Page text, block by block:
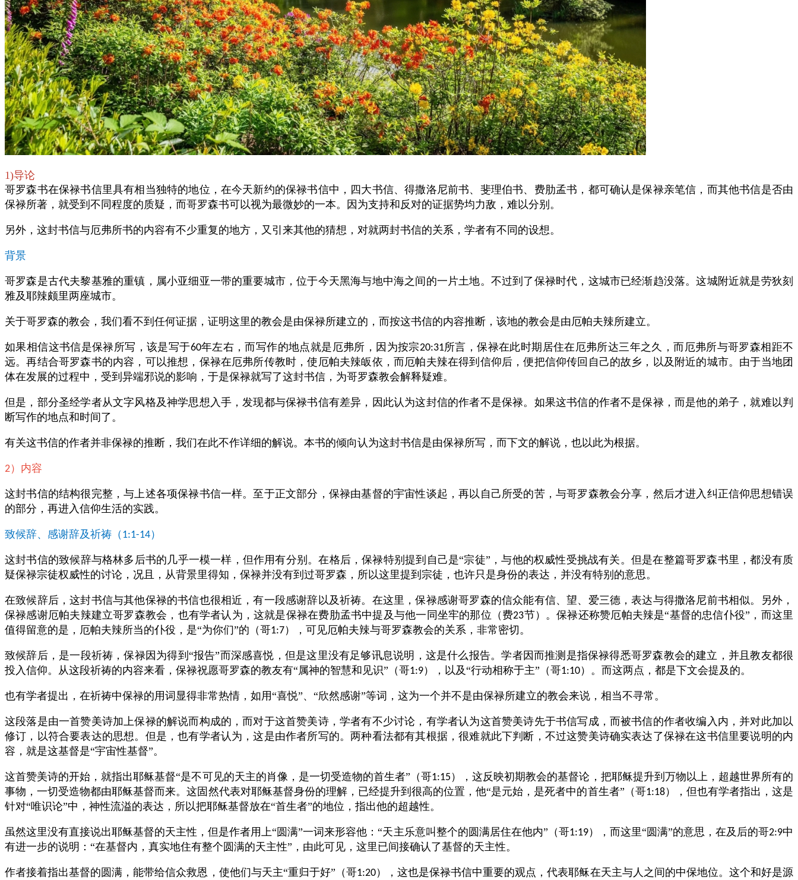
1)导论
哥罗森书在保禄书信里具有相当独特的地位，在今天新约的保禄书信中，四大书信、得撒洛尼前书、斐理伯书、费肋孟书，都可确认是保禄亲笔信，而其他书信是否由
保禄所著，就受到不同程度的质疑，而哥罗森书可以视为最微妙的一本。因为支持和反对的证据势均力敌，难以分别。
另外，这封书信与厄弗所书的内容有不少重复的地方，又引来其他的猜想，对就两封书信的关系，学者有不同的设想。
背景
哥罗森是古代夫黎基雅的重镇，属小亚细亚一带的重要城市，位于今天黑海与地中海之间的一片土地。不过到了保禄时代，这城市已经渐趋没落。这城附近就是劳狄刻
雅及耶辣颇里两座城市。
关于哥罗森的教会，我们看不到任何证据，证明这里的教会是由保禄所建立的，而按这书信的内容推断，该地的教会是由厄帕夫辣所建立。
如果相信这书信是保禄所写，该是写于60年左右，而写作的地点就是厄弗所，因为按宗20:31所言，保禄在此时期居住在厄弗所达三年之久，而厄弗所与哥罗森相距不
远。再结合哥罗森书的内容，可以推想，保禄在厄弗所传教时，使厄帕夫辣皈依，而厄帕夫辣在得到信仰后，便把信仰传回自己的故乡，以及附近的城市。由于当地团
体在发展的过程中，受到异端邪说的影响，于是保禄就写了这封书信，为哥罗森教会解释疑难。
但是，部分圣经学者从文字风格及神学思想入手，发现都与保禄书信有差异，因此认为这封信的作者不是保禄。如果这书信的作者不是保禄，而是他的弟子，就难以判
断写作的地点和时间了。
有关这书信的作者并非保禄的推断，我们在此不作详细的解说。本书的倾向认为这封书信是由保禄所写，而下文的解说，也以此为根据。
2）内容
这封书信的结构很完整，与上述各项保禄书信一样。至于正文部分，保禄由基督的宇宙性谈起，再以自己所受的苦，与哥罗森教会分享，然后才进入纠正信仰思想错误
的部分，再进入信仰生活的实践。
致候辞、感谢辞及祈祷（ 1:1-14）
这封书信的致候辞与格林多后书的几乎一模一样，但作用有分别。在格后，保禄特别提到自己是“宗徒”，与他的权威性受挑战有关。但是在整篇哥罗森书里，都没有质
疑保禄宗徒权威性的讨论，况且，从背景里得知，保禄并没有到过哥罗森，所以这里提到宗徒，也许只是身份的表达，并没有特别的意思。
在致候辞后，这封书信与其他保禄的书信也很相近，有一段感谢辞以及祈祷。在这里，保禄感谢哥罗森的信众能有信、望、爱三德，表达与得撒洛尼前书相似。另外，
保禄感谢厄帕夫辣建立哥罗森教会，也有学者认为，这就是保禄在费肋孟书中提及与他一同坐牢的那位（费23节）。保禄还称赞厄帕夫辣是“基督的忠信仆役”，而这里
值得留意的是，厄帕夫辣所当的仆役，是“为你们”的（哥1:7），可见厄帕夫辣与哥罗森教会的关系，非常密切。
致候辞后，是一段祈祷，保禄因为得到“报告”而深感喜悦，但是这里没有足够讯息说明，这是什么报告。学者因而推测是指保禄得悉哥罗森教会的建立，并且教友都很
投入信仰。从这段祈祷的内容来看，保禄祝愿哥罗森的教友有“属神的智慧和见识”（哥1:9），以及“行动相称于主”（哥1:10）。而这两点，都是下文会提及的。
也有学者提出，在祈祷中保禄的用词显得非常热情，如用“喜悦”、“欣然感谢”等词，这为一个并不是由保禄所建立的教会来说，相当不寻常。
这段落是由一首赞美诗加上保禄的解说而构成的，而对于这首赞美诗，学者有不少讨论，有学者认为这首赞美诗先于书信写成，而被书信的作者收编入内，并对此加以
修订，以符合要表达的思想。但是，也有学者认为，这是由作者所写的。两种看法都有其根据，很难就此下判断，不过这赞美诗确实表达了保禄在这书信里要说明的内
容，就是这基督是“宇宙性基督”。
这首赞美诗的开始，就指出耶稣基督“是不可见的天主的肖像，是一切受造物的首生者”（哥1:15 ），这反映初期教会的基督论，把耶稣提升到万物以上，超越世界所有的
事物，一切受造物都由耶稣基督而来。这固然代表对耶稣基督身份的理解，已经提升到很高的位置，他“是元始，是死者中的首生者”（哥1:18），但也有学者指出，这是
针对“唯识论”中，神性流溢的表达，所以把耶稣基督放在“首生者”的地位，指出他的超越性。
虽然这里没有直接说出耶稣基督的天主性，但是作者用上“圆满”一词来形容他：“天主乐意叫整个的圆满居住在他内”（哥1:19），而这里“圆满”的意思，在及后的哥2:9中
有进一步的说明：“在基督内，真实地住有整个圆满的天主性”，由此可见，这里已间接确认了基督的天主性。
作者接着指出基督的圆满，能带给信众救恩，使他们与天主“重归于好”（哥1:20），这也是保禄书信中重要的观点，代表耶稣在天主与人之间的中保地位。这个和好是源